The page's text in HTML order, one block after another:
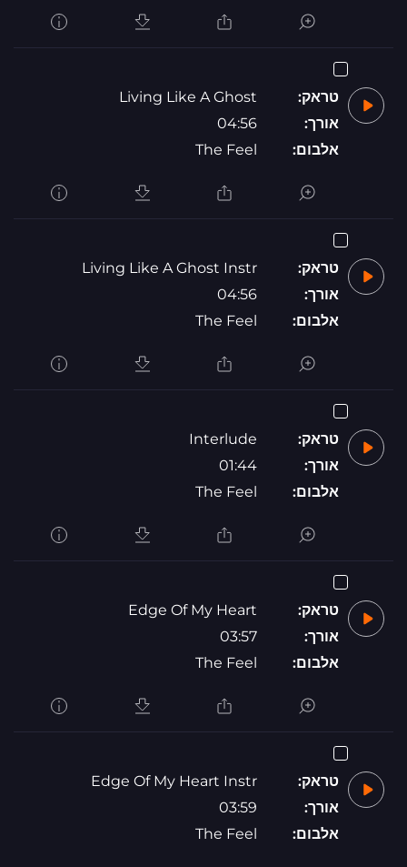
טראק:
Living Like A Ghost
אורך:
04:56
אלבום:
The Feel
טראק:
Living Like A Ghost Instr
אורך:
04:56
אלבום:
The Feel
טראק:
Interlude
אורך:
01:44
אלבום:
The Feel
טראק:
Edge Of My Heart
אורך:
03:57
אלבום:
The Feel
טראק:
Edge Of My Heart Instr
אורך:
03:59
אלבום:
The Feel